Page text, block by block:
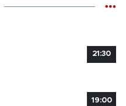
21:30
19:00